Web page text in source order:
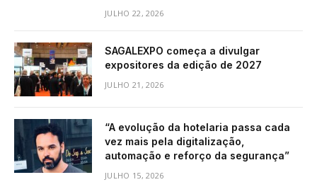
JULHO 22, 2026
SAGALEXPO começa a divulgar
expositores da edição de 2027
JULHO 21, 2026
“A evolução da hotelaria passa cada
vez mais pela digitalização,
automação e reforço da segurança”
JULHO 15, 2026